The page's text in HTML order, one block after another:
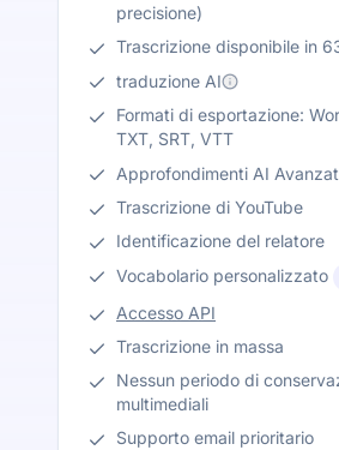
precisione)
Trascrizione disponibile in
traduzione AI
Formati di esportazione:
TXT, SRT, VTT
Approfondimenti AI
Trascrizione di YouTube
Identificazione del relatore
Vocabolario personalizzato
Accesso API
Trascrizione in massa
Nessun periodo di
multimediali
Supporto email prioritario